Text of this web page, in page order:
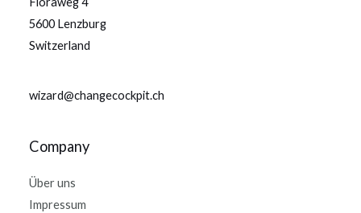
5600 Lenzburg
Switzerland
wizard@changecockpit.ch
Company
Über uns
Impressum